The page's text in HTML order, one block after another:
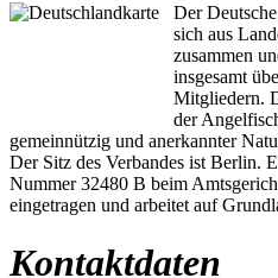
Der
sich aus
zusammen
insgesamt
Mitgliedern.
der
gemeinnützig und anerkannter
Der Sitz des Verbandes ist Berlin.
Nummer 32480 B beim
eingetragen und arbeitet auf
Kontaktdaten